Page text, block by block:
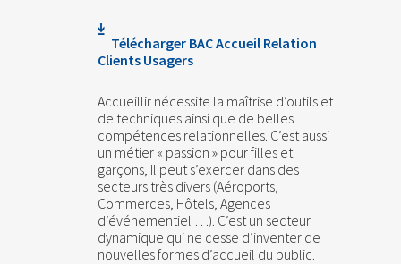
Télécharger BAC Accueil Relation
Clients Usagers
Accueillir nécessite la maîtrise d’outils et
de techniques ainsi que de belles
compétences relationnelles. C’est aussi
un métier « passion » pour filles et
garçons, Il peut s’exercer dans des
secteurs très divers (Aéroports,
Commerces, Hôtels, Agences
d’événementiel …). C’est un secteur
dynamique qui ne cesse d’inventer de
nouvelles formes d’accueil du public.